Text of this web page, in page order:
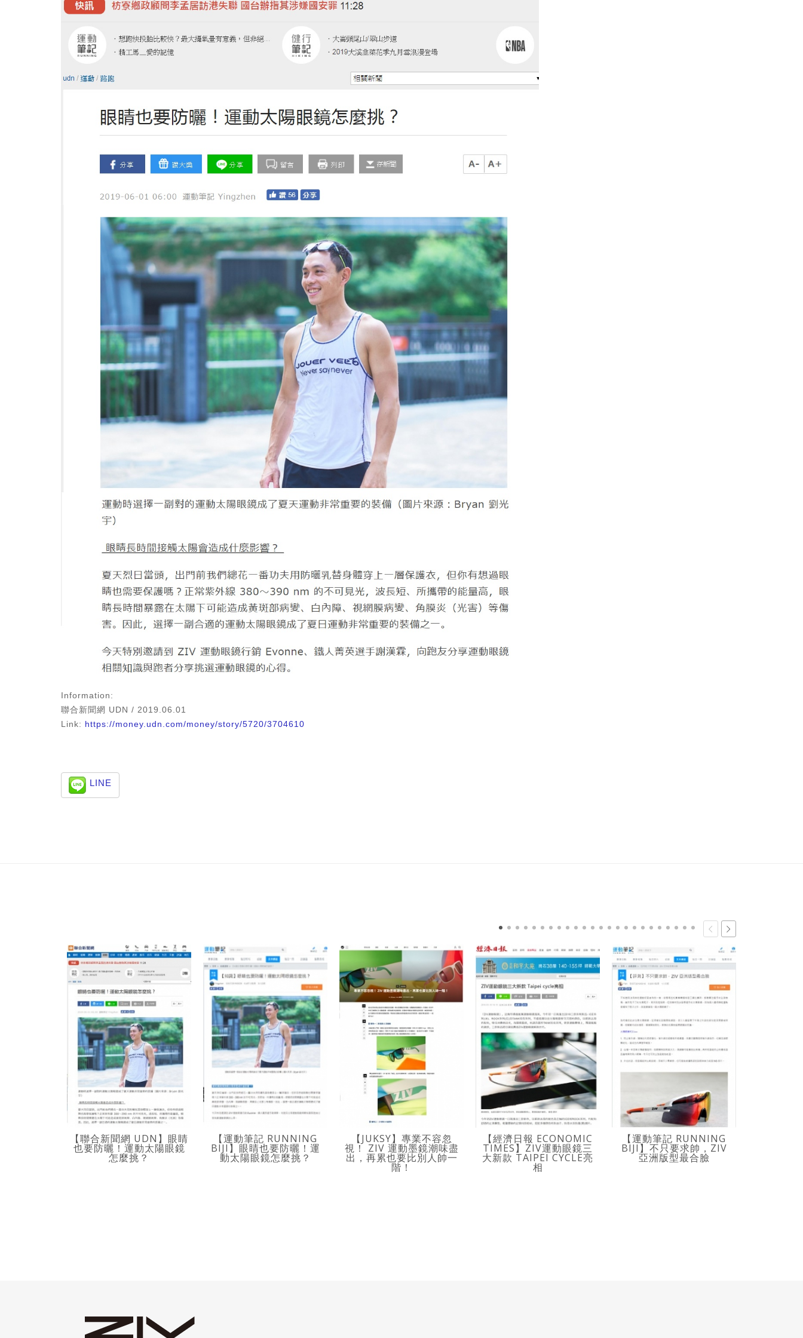
Information:
聯合新聞網 UDN / 2019.06.01
Link: https://money.udn.com/money/story/5720/3704610
LINE
【聯合新聞網 UDN】眼睛
也要防曬！運動太陽眼鏡
怎麼挑？
【運動筆記 RUNNING
BIJI】眼睛也要防曬！運
動太陽眼鏡怎麼挑？
【JUKSY】專業不容忽
視！ ZIV 運動墨鏡潮味盡
出，再累也要比別人帥一
階！
【經濟日報 ECONOMIC
TIMES】ZIV運動眼鏡三
大新款 TAIPEI CYCLE亮
相
【運動筆記 RUNNING
BIJI】不只要求帥，ZIV
亞洲版型最合臉